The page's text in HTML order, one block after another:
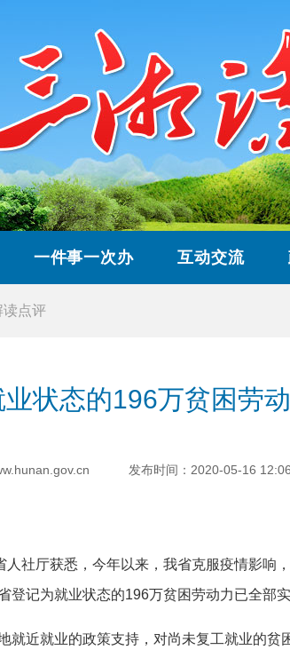
一件事一次办 互动交流
读点评
状态的196万贫困劳
发布时间：2020-05-16 12:06
厅获悉，今年以来，我省克服疫情影响
记为就业状态的196万贫困劳动力已全部实
就业的政策支持，对尚未复工就业的贫困